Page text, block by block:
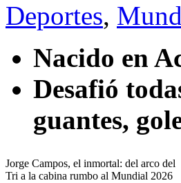
Deportes,
Nacido en
Desafió
guantes,
Jorge Campos, el inmortal: del arco del
Tri a la cabina rumbo al Mundial 2026